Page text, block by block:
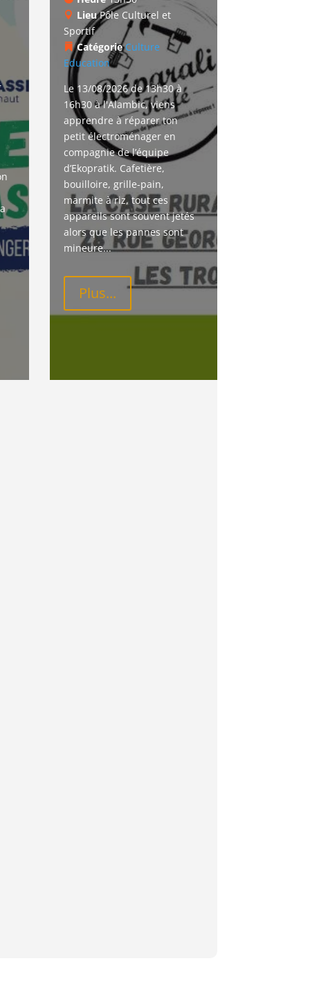
LieuPôle Culturel et
Sportif
CatégorieCulture
Education
Le 13/08/2026 de 13h30 à
16h30 à l'Alambic, viens
apprendre à réparer ton
petit électroménager en
compagnie de l’équipe
d’Ekopratik. Cafetière,
bouilloire, grille-pain,
marmite à riz, tout ces
appareils sont souvent jetés
alors que les pannes sont
mineure...
Plus...